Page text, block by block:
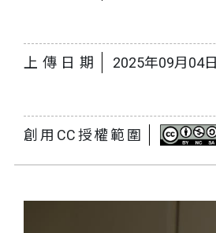
上傳日期 2025年09月04日
創用CC授權範圍